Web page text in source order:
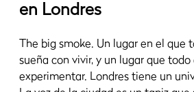
en Londres
The big smoke. Un lugar en el que
sueña con vivir, y un lugar que
experimentar. Londres tiene un